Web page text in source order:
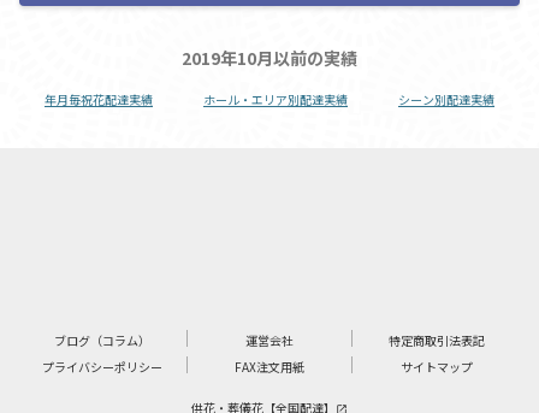
2019年10月以前の実績
年月毎祝花配達実績 ホール・エリア別配達実績 シーン別配達実績
ブログ（コラム） 運営会社
特定商取引法表記
プライバシーポリシー
FAX注文用紙 サイトマップ
供花・葬儀花【全国配達】 launch